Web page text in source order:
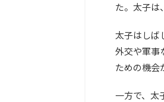
た。太子は
太子はしば
外交や軍事
ための機会
一方で、太